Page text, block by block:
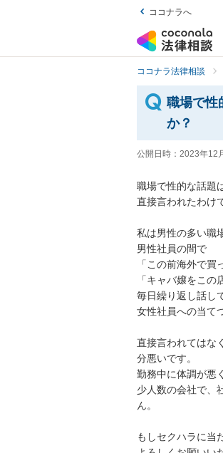
ココナラへ
ココナラ法律相談
職場で性
か？
公開日時： 2023年12
職場で性的な話題
直接言われたわけ
私は男性の多い職
男性社員の間で
「この前海外で買
「キャバ嬢をこ
毎日繰り返し話し
女性社員への当て
直接言われてはな
分悪いです。
勤務中に体調が悪
少人数の会社で、
ん。
もしセクハラに当